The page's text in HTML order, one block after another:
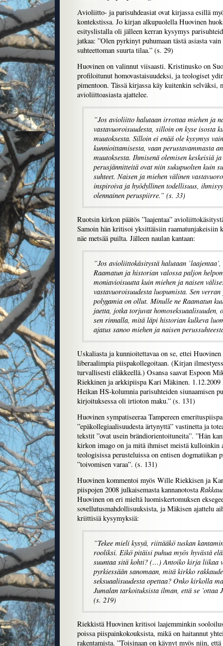
Avioliitto- ja parisuhdeasiat ovat kirjassa esillä
kontekstissa. Jo kirjan alkupuolella Huovinen
esityslistalla oli jälleen kerran kysymys
jatkaa: ”Olen pyrkinyt puhumaan tästä asiasta
suhteettoman suurta tilaa.” (s. 29)
Huovinen on valinnut viisaasti. Kristinusko on
profiloitunut homovastaisuudeksi, ja teologiset
pimentoon. Tässä kirjassa käy kuitenkin selväksi,
avioliittoasiasta ajattelee.
”Jos avioliitto halutaan irrottaa miehen ja
vastavuoroisuudesta, silloin on kyse isosta
muutoksesta. Silloin ei enää ole kysymys
kunnioittamisesta, vaan perustavammasta
muutoksesta. Ihmisenä olemisen keskeisiä
perusjännitteitä ovat niin sukupuolten kuin
suhteet. Naisen ja miehen välinen
inspiroiva ja hyödyllinen todellisuus,
olennainen peruspiirre.” (s. 33)
Ruotsin kirkon päätös ”laajentaa”
Samoin hän kritisoi yksittäisiin raamatunjakeisiin
näe metsää puilta. Jälleen naulan kantaan:
”Jos avioliittokäsitystä halutaan
Raamatun ja historian valossa paljon
moniavioisuutta kuin miehen ja naisen
vastavuoroisuudesta luopumista. Sen verran
polygamia on ollut. Minulle ne Raamatun
jaetta, jotka torjuvat homoseksuaalisuuden,
sen rinnalla, mitä läpi historian kulkeva
ajatus sanoo miehen ja naisen
Uskaliasta ja kunnioitettavaa on se, ettei
liberaalimpia piispakollegoitaan. (Kirjan
turvallisesti eläkkeellä.) Osansa saavat Espoon
Riekkinen ja arkkipiispa Kari Mäkinen. 1.12.2009
Heikan HS-kolumnia parisuhteiden siunaamisen
kirjoituksessa oli irtioton maku.” (s. 131)
Huovinen sympatiseeraa Tampereen
”epäkollegiaalisuudesta ärtynyttä” vastinetta ja
tekstit ”ovat usein brändiorientoituneita”. ”Hän
kirkon imago on ja mitä ihmiset meistä kulloinkin
teologisissa perusteluissa on entisen dogmatiikan
”toivomisen varaa”. (s. 131)
Huovinen kommentoi myös Wille Riekkisen ja
piispojen 2008 julkaisemasta kannanotosta
Huovinen on eri mieltä luomiskertomuksen
sovellutusmahdollisuuksista, ja Mäkisen ajattelu
kriittisiä kysymyksiä:
”Tekee mieli kysyä, riittääkö tuskan
rooliksi. Eikö pitäisi puhua myös hyvästä
suuntaa sitä kohti? (…) Antoiko kirja liikaa
pyrkiessään sanomaan, mitä kirkko
seksuaalisuudesta opettaa? Onko kirkolla
Jumalan tarkoituksista ilman, että se ’ottaa
(s. 219)
Riekkistä Huovinen kritisoi laajemminkin
poissa piispainkokouksista, mikä on haitannut
rakentamista. ”Toisinaan on käynyt myös niin,